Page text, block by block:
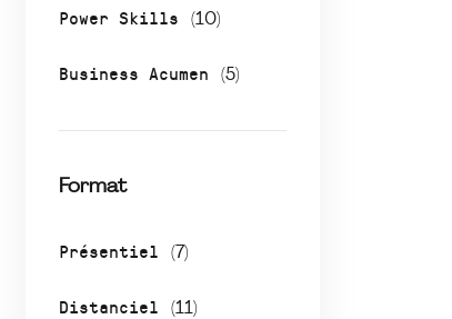
Power Skills (10)
Business Acumen (5)
Format
Présentiel (7)
Distanciel (11)